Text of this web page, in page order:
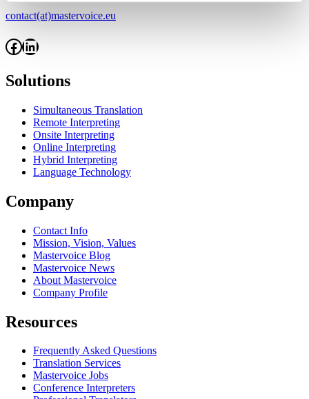
contact(at)mastervoice.eu
Facebook
LinkedIn
Solutions
Simultaneous Translation
Remote Interpreting
Onsite Interpreting
Online Interpreting
Hybrid Interpreting
Language Technology
Company
Contact Info
Mission, Vision, Values
Mastervoice Blog
Mastervoice News
About Mastervoice
Company Profile
Resources
Frequently Asked Questions
Translation Services
Mastervoice Jobs
Conference Interpreters